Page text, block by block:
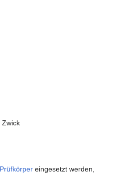
Zwick
Prüfkörper eingesetzt werden,